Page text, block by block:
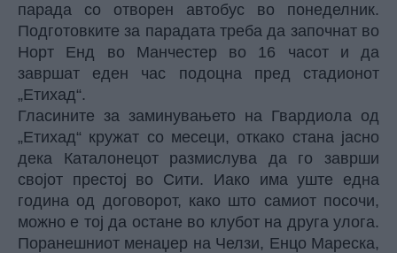
парада со отворен автобус во понеделник.
Подготовките за парадата треба да започнат во
Норт Енд во Манчестер во 16 часот и да
завршат еден час подоцна пред стадионот
„Етихад“.
Гласините за заминувањето на Гвардиола од
„Етихад“ кружат со месеци, откако стана јасно
дека Каталонецот размислува да го заврши
својот престој во Сити. Иако има уште една
година од договорот, како што самиот посочи,
можно е тој да остане во клубот на друга улога.
Поранешниот менаџер на Челзи, Енцо Мареска,